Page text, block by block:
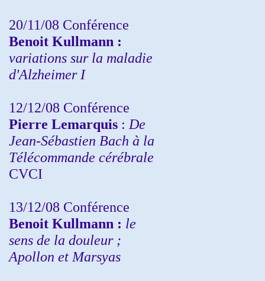
20/11/08 Conférence
Benoit Kullmann :
variations sur la maladie
d'Alzheimer I
12/12/08 Conférence
Pierre Lemarquis : De
Jean-Sébastien Bach à la
Télécommande cérébrale
CVCI
13/12/08 Conférence
Benoit Kullmann : le
sens de la douleur ;
Apollon et Marsyas